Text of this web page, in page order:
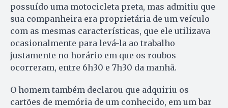
possuído uma motocicleta preta, mas admitiu que
sua companheira era proprietária de um veículo
com as mesmas características, que ele utilizava
ocasionalmente para levá-la ao trabalho
justamente no horário em que os roubos
ocorreram, entre 6h30 e 7h30 da manhã.
O homem também declarou que adquiriu os
cartões de memória de um conhecido, em um bar